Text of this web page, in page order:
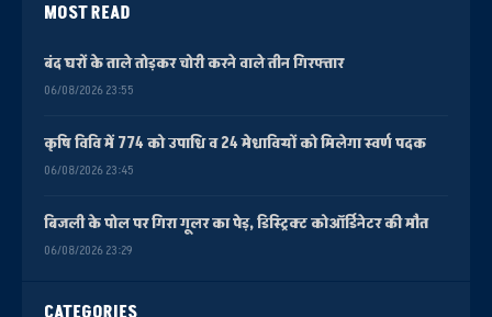
MOST READ
बंद घरों के ताले तोड़कर चोरी करने वाले तीन गिरफ्तार
06/08/2026 23:55
कृषि विवि में 774 को उपाधि व 24 मेधावियों को मिलेगा स्वर्ण पदक
06/08/2026 23:45
बिजली के पोल पर गिरा गूलर का पेड़, डिस्ट्रिक्ट कोऑर्डिनेटर की मौत
06/08/2026 23:29